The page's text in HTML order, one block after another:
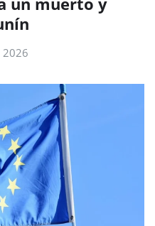
2026